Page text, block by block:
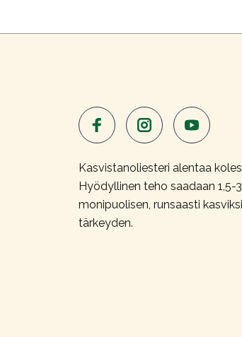
Kasvistanoliesteri alentaa
Hyödyllinen teho saadaan
monipuolisen, runsaasti
tärkeyden.